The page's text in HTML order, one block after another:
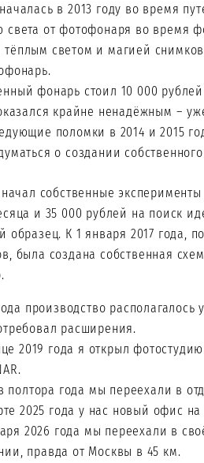
в 2013 году во время
света от фотофонаря во время
светом и магией
фонарь стоил 10 000
крайне ненадёжным –
поломки в 2014 и 2015
о создании
начал собственные
и 35 000 рублей на поиск
образец. К 1 января 2017 года,
была создана собственная
производство
расширения.
2019 года я открыл
полтора года мы переехали в
2025 года у нас новый офис
2026 года мы переехали в
правда от Москвы в 45 км.